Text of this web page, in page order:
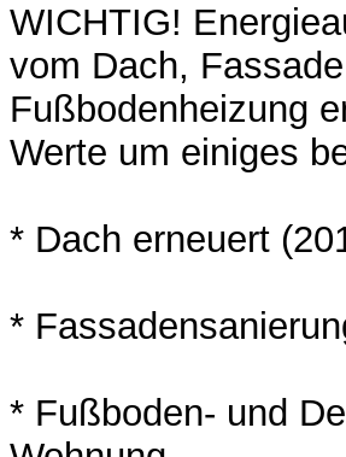
WICHTIG!
vom Dach,
Fußbodenheizung
Werte um einiges
* Dach erneuert
*
* Fußboden- und